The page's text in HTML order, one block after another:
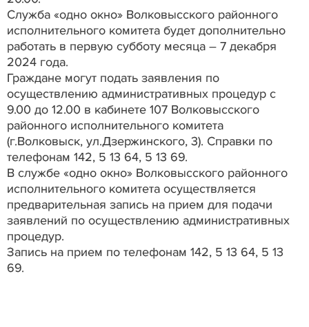
Служба «одно окно» Волковысского районного
исполнительного комитета будет дополнительно
работать в первую субботу месяца – 7 декабря
2024 года.
Граждане могут подать заявления по
осуществлению административных процедур с
9.00 до 12.00 в кабинете 107 Волковысского
районного исполнительного комитета
(г.Волковыск, ул.Дзержинского, 3). Справки по
телефонам 142, 5 13 64, 5 13 69.
В службе «одно окно» Волковысского районного
исполнительного комитета осуществляется
предварительная запись на прием для подачи
заявлений по осуществлению административных
процедур.
Запись на прием по телефонам 142, 5 13 64, 5 13
69.